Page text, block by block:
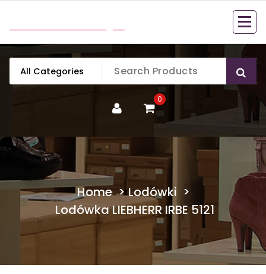
content
0
Home>Lodówki >
Lodówka LIEBHERR IRBE 5121